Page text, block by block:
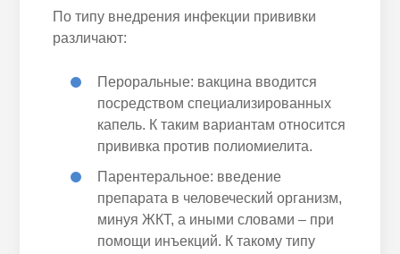
По типу внедрения инфекции прививки
различают:
Пероральные: вакцина вводится
посредством специализированных
капель. К таким вариантам относится
прививка против полиомиелита.
Парентеральное: введение
препарата в человеческий организм,
минуя ЖКТ, а иными словами – при
помощи инъекций. К такому типу